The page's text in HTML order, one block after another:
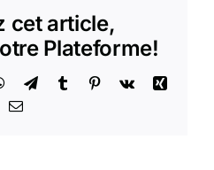
cet article,
Plateforme!
WhatsApp
TelegramTumblr Pinterest
Vk
Xing
Email